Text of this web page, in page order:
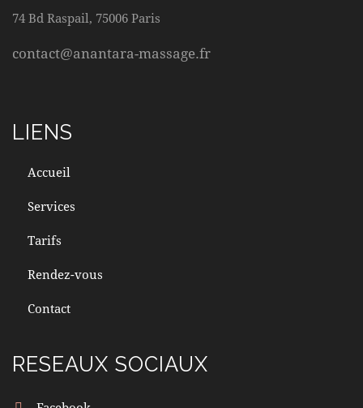
74 Bd Raspail, 75006 Paris
contact@anantara-massage.fr
LIENS
Accueil
Services
Tarifs
Rendez-vous
Contact
RESEAUX SOCIAUX